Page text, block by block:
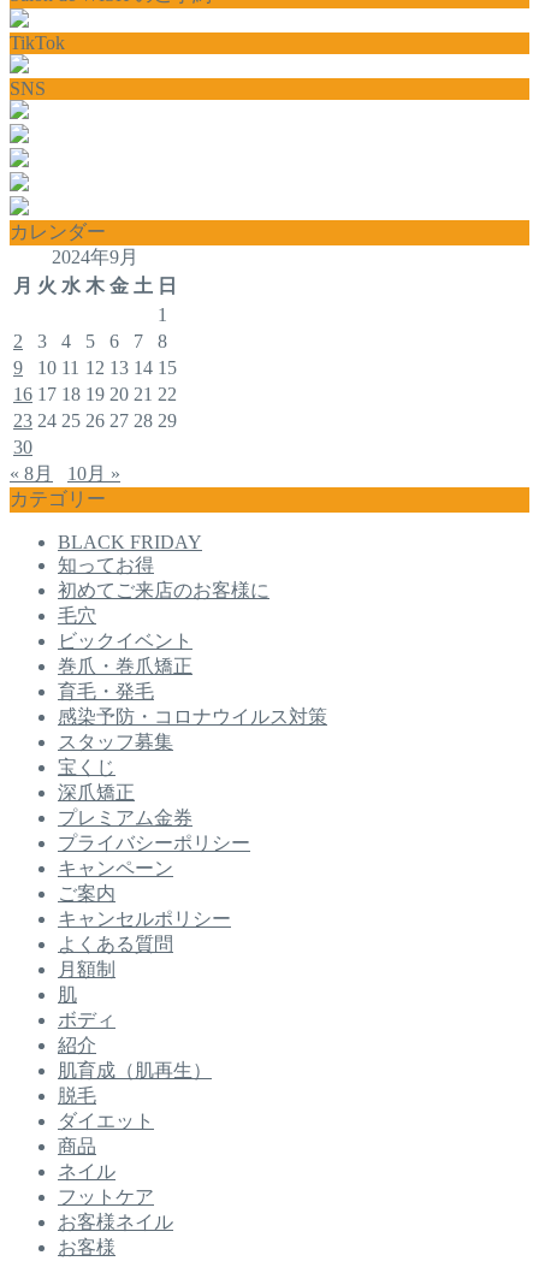
TikTok
SNS
カレンダー
2024年9月
月 火 水 木 金 土 日
1
2
3 4 5 6 7
8
9
10 11 12 13 14 15
16 17 18 19 20 21 22
23 24 25 26 27 28 29
30
« 8月
10月 »
カテゴリー
BLACK FRIDAY
知ってお得
初めてご来店のお客様に
毛穴
ビックイベント
巻爪・巻爪矯正
育毛・発毛
感染予防・コロナウイルス対策
スタッフ募集
宝くじ
深爪矯正
プレミアム金券
プライバシーポリシー
キャンペーン
ご案内
キャンセルポリシー
よくある質問
月額制
肌
ボディ
紹介
肌育成（肌再生）
脱毛
ダイエット
商品
ネイル
フットケア
お客様ネイル
お客様